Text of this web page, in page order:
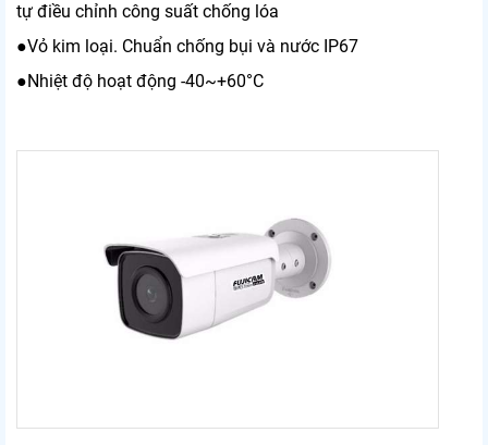
tự điều chỉnh công suất chống lóa
●Vỏ kim loại. Chuẩn chống bụi và nước IP67
●Nhiệt độ hoạt động -40~+60°C